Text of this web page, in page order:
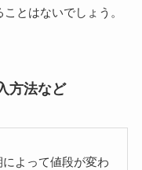
とはないでしょう。
方法など
よって値段が変わ